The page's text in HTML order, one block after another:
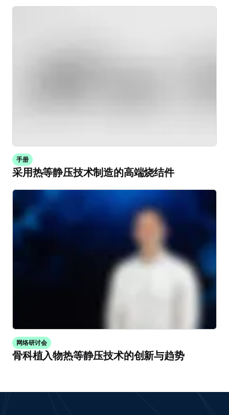
手册
采用热等静压技术制造的高端烧结件
网络研讨会
骨科植入物热等静压技术的创新与趋势